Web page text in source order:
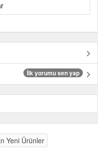
İlk yorumu sen yap
Yeni Ürünler